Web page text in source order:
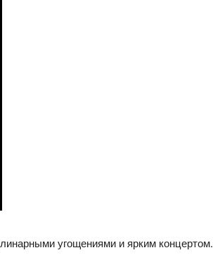
угощениями и ярким концертом.